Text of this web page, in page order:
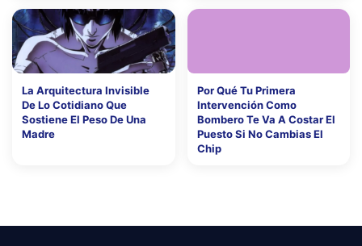
La Arquitectura Invisible
De Lo Cotidiano Que
Sostiene El Peso De Una
Madre
Por Qué Tu Primera
Intervención Como
Bombero Te Va A Costar El
Puesto Si No Cambias El
Chip